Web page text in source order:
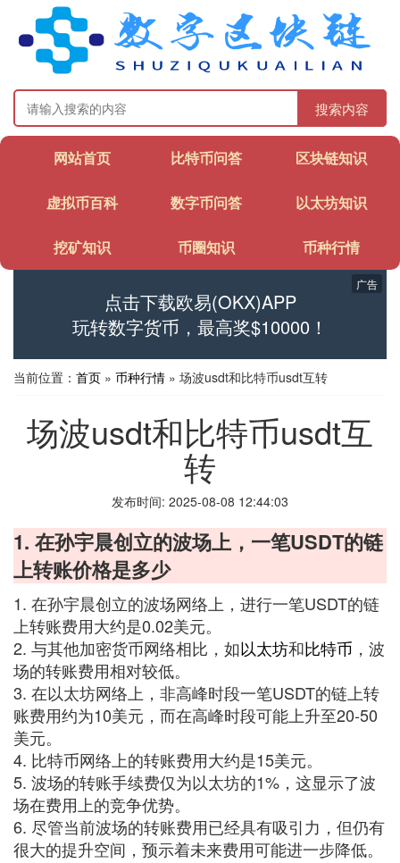
搜索内容
网站首页 比特币问答 区块链知识
虚拟币百科 数字币问答 以太坊知识
挖矿知识 币圈知识 币种行情
点击下载欧易(OKX)APP
玩转数字货币，最高奖$10000！
广告
当前位置： 首页 » 币种行情 » 场波usdt和比特币usdt互转
场波usdt和比特币usdt互
转
发布时间: 2025-08-08 12:44:03
1. 在孙宇晨创立的波场上，一笔USDT的链
上转账价格是多少
1. 在孙宇晨创立的波场网络上，进行一笔USDT的链
上转账费用大约是0.02美元。
2. 与其他加密货币网络相比，如以太坊和比特币 ，波
场的转账费用相对较低。
3. 在以太坊网络上，非高峰时段一笔USDT的链上转
账费用约为10美元，而在高峰时段可能上升至20-50
美元。
4. 比特币网络上的转账费用大约是15美元。
5. 波场的转账手续费仅为以太坊的1%，这显示了波
场在费用上的竞争优势。
6. 尽管当前波场的转账费用已经具有吸引力，但仍有
很大的提升空间，预示着未来费用可能进一步降低。